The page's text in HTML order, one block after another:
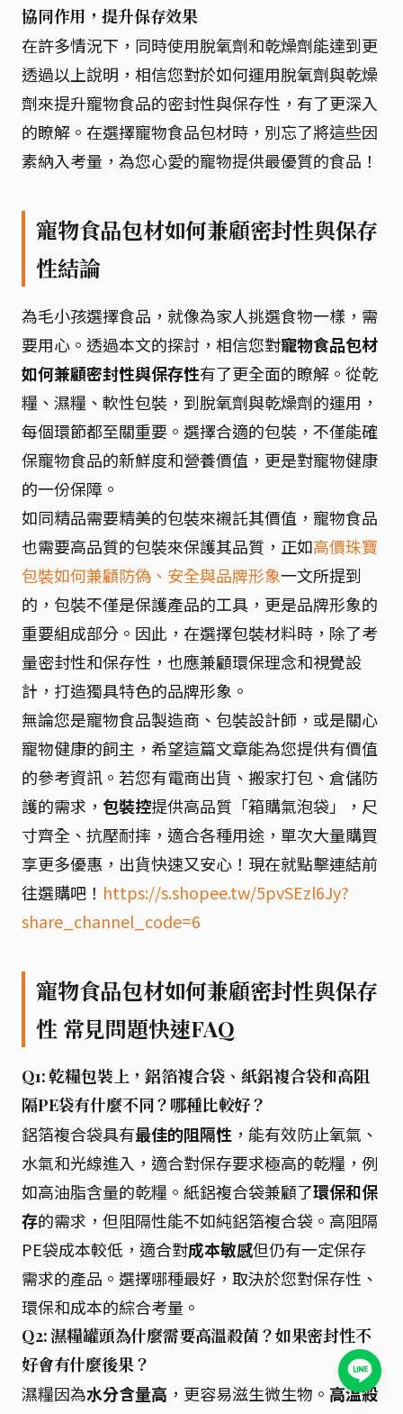
協同作用，提升保存效果
在許多情況下，同時使用脫氧劑和乾燥劑能達到更
透過以上說明，相信您對於如何運用脫氧劑與乾燥
劑來提升寵物食品的密封性與保存性，有了更深入
的瞭解。在選擇寵物食品包材時，別忘了將這些因
素納入考量，為您心愛的寵物提供最優質的食品！
寵物食品包材如何兼顧密封性與保存
性結論
為毛小孩選擇食品，就像為家人挑選食物一樣，需
要用心。透過本文的探討，相信您對寵物食品包材
如何兼顧密封性與保存性有了更全面的瞭解。從乾
糧、濕糧、軟性包裝，到脫氧劑與乾燥劑的運用，
每個環節都至關重要。選擇合適的包裝，不僅能確
保寵物食品的新鮮度和營養價值，更是對寵物健康
的一份保障。
如同精品需要精美的包裝來襯託其價值，寵物食品
也需要高品質的包裝來保護其品質，正如高價珠寶
包裝如何兼顧防偽、安全與品牌形象一文所提到
的，包裝不僅是保護產品的工具，更是品牌形象的
重要組成部分。因此，在選擇包裝材料時，除了考
量密封性和保存性，也應兼顧環保理念和視覺設
計，打造獨具特色的品牌形象。
無論您是寵物食品製造商、包裝設計師，或是關心
寵物健康的飼主，希望這篇文章能為您提供有價值
的參考資訊。若您有電商出貨、搬家打包、倉儲防
護的需求， 包裝控提供高品質「箱購氣泡袋」，尺
寸齊全、抗壓耐摔，適合各種用途，單次大量購買
享更多優惠，出貨快速又安心！現在就點擊連結前
往選購吧！ https://s.shopee.tw/5pvSEzl6Jy?
share_channel_code=6
寵物食品包材如何兼顧密封性與保存
性 常見問題快速FAQ
Q1: 乾糧包裝上，鋁箔複合袋、紙鋁複合袋和高阻
隔PE袋有什麼不同？哪種比較好？
鋁箔複合袋具有最佳的阻隔性 ，能有效防止氧氣、
水氣和光線進入，適合對保存要求極高的乾糧，例
如高油脂含量的乾糧。紙鋁複合袋兼顧了環保和保
存的需求，但阻隔性能不如純鋁箔複合袋。高阻隔
PE袋成本較低，適合對成本敏感但仍有一定保存
需求的產品。選擇哪種最好，取決於您對保存性、
環保和成本的綜合考量。
Q2: 濕糧罐頭為什麼需要高溫殺菌？如果密封性不
好會有什麼後果？
濕糧因為水分含量高 ，更容易滋生微生物。 高溫殺